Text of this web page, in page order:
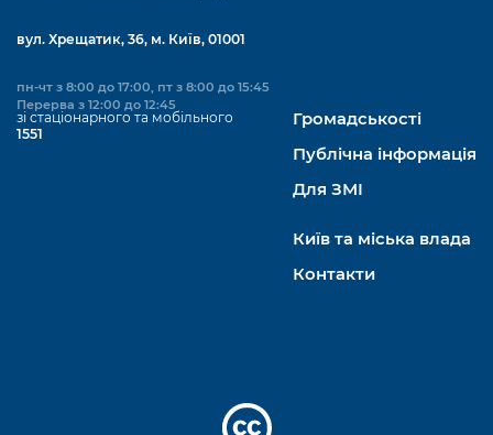
вул. Хрещатик, 36, м. Київ, 01001
пн-чт з 8:00 до 17:00, пт з 8:00 до 15:45
Перерва з 12:00 до 12:45
зі стаціонарного та мобільного
1551
Громадськості
Публічна інформація
Для ЗМІ
Київ та міська влада
Контакти